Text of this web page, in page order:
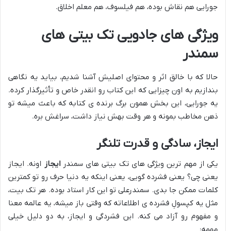
جورایی هم نقاش بوده، هم فیلسوف، هم معلم اخلاق.
ویژگی های جادویی تک بیتی های
سمندر
حالا که با خالق اثر و محتوای اصلیش آشنا شدیم، بیاید یه نگاهی
بندازیم به اون چیزایی که این کتاب رو انقدر خاص و تأثیرگذار کرده.
یه جورایی، این بخش همون برگ برنده ی کتابه که باعث میشه تو
ذهن مخاطب بمونه و هر وقت بهش نیاز داشت، سراغش بره.
ایجاز، سادگی و قدرت تلنگر
یکی از مهم ترین ویژگی های تک بیتی های سمندرایجاز اونه. ایجاز
یعنی چی؟ یعنی فشرده گویی، یعنی اینکه یه دنیا حرف رو تو کمترین
کلمات ممکن جا بدی. سمندرعلی تو این کار استاد بوده. هر تک بیت،
مثل یه کپسولِ فشرده ی اطلاعاته که وقتی باز میشه، یه عالمه معنا
و مفهوم رو آزاد می کنه. این فشردگی و ایجاز، به دو دلیل خیلی